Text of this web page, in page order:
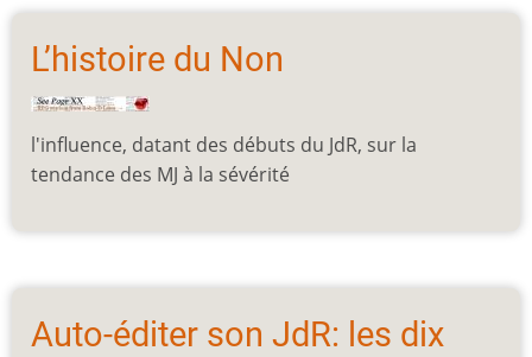
L’histoire du Non
l'influence, datant des débuts du JdR, sur la
tendance des MJ à la sévérité
Auto-éditer son JdR: les dix